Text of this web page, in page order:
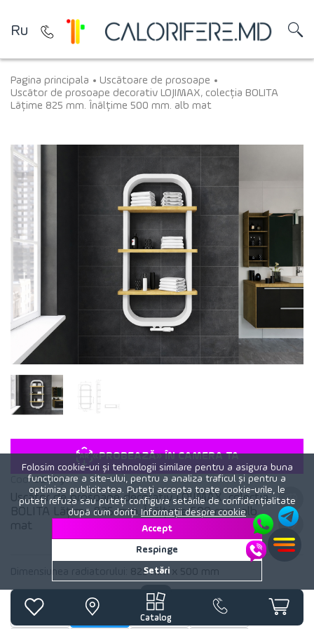
Ru
Catalog
Pagina principala
Uscătoare de prosoape
Uscător de prosoape decorativ LOJIMAX, colecția BOLITA
Lățime 825 mm. Înălțime 500 mm. alb mat
«PROBEAZĂ» ÎN CAMERA TA
Cod:3247y
Uscător de prosoape decorativ LOJIMAX, colecția
BOLITA Lățime 825 mm. Înălțime 500 mm. alb
mat
825 mm x 500 mm
500 x 525
10 583 lei
500 x 825
10 583 lei
500 x 525
12 223 lei
500 x 825
12 223 lei
Folosim cookie-uri și tehnologii similare pentru a asigura buna
funcționare a site-ului, pentru a analiza traficul și pentru a
optimiza publicitatea. Puteți accepta toate cookie-urile, le
puteți refuza sau puteți configura setările de confidențialitate
după cum doriți.
Informații despre cookie
Accept
Respinge
Setări